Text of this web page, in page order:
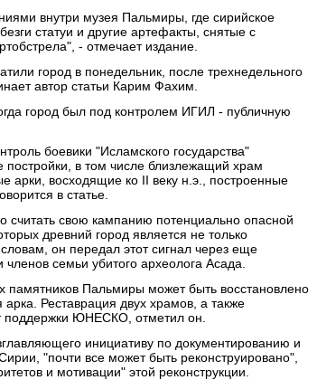
внутри музея Пальмиры, где сирийское
статуи и другие артефакты, снятые с
- отмечает издание.
город в понедельник, после трехнедельного
автор статьи Карим Фахим.
город был под контролем ИГИЛ - публичную
боевики "Исламского государства"
в том числе близлежащий храм
восходящие ко II веку н.э., построенные
в статье.
считать свою кампанию потенциально опасной
древний город является не только
он передал этот сигнал через еще
семьи убитого археолога Асада.
памятников Пальмиры может быть восстановлено
Реставрация двух храмов, а также
поддержки ЮНЕСКО, отметил он.
инициативу по документированию и
"почти все может быть реконструировано",
и мотивации" этой реконструкции.